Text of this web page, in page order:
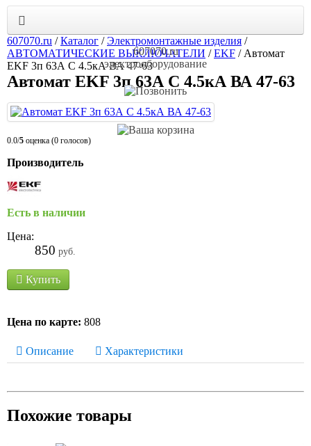
607070.ru
электрооборудование
607070.ru /Каталог /Электромонтажные изделия /
АВТОМАТИЧЕСКИЕ ВЫКЛЮЧАТЕЛИ /EKF / Автомат
EKF 3п 63А С 4.5кА ВА 47-63
Автомат EKF 3п 63А С 4.5кА ВА 47-63
0.0/5 оценка (0 голосов)
Производитель
Есть в наличии
Цена:
850 руб.
Купить
Цена по карте: 808
Описание Характеристики
Похожие товары